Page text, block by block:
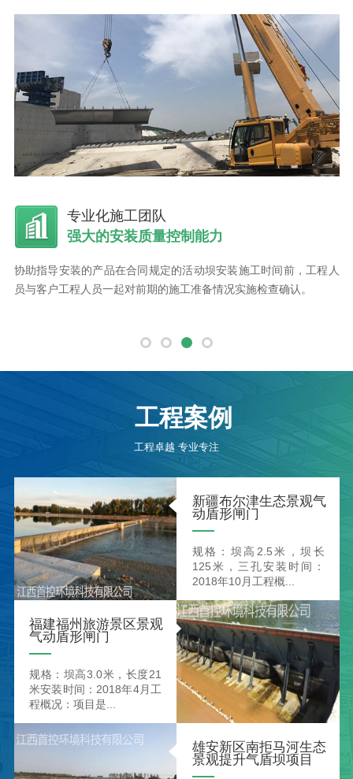
专业化施工团队
强大的安装质量控制能力
协助指导安装的产品在合同规定的活动坝安装施工时间前，工程人
员与客户工程人员一起对前期的施工准备情况实施检查确认。
工程案例
工程卓越 专业专注
新疆布尔津生态景观气
动盾形闸门
规格：坝高2.5米，坝长
125米，三孔安装时间：
2018年10月工程概...
福建福州旅游景区景观
气动盾形闸门
规格：坝高3.0米，长度21
米安装时间：2018年4月工
程概况：项目是...
雄安新区南拒马河生态
景观提升气盾坝项目